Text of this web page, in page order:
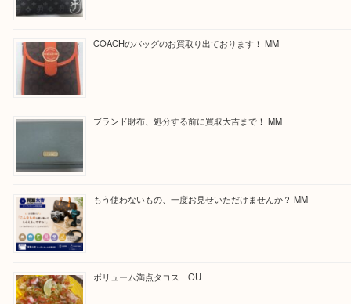
る方はお気軽にお問合せください！
求人要項はここをクリック
Facebook
Twitter
Line
買取ブログ検索
最近の投稿